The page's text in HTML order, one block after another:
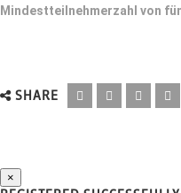
Mindestteilnehmerzahl von
SHARE
×